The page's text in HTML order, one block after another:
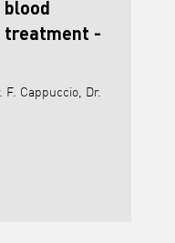
treatment -
F. Cappuccio, Dr.
blood pressure